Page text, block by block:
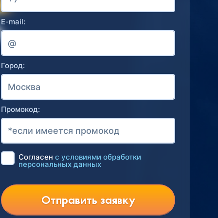
E-mail:
Город:
Промокод:
Согласен с условиями обработки
персональных данных
Отправить заявку